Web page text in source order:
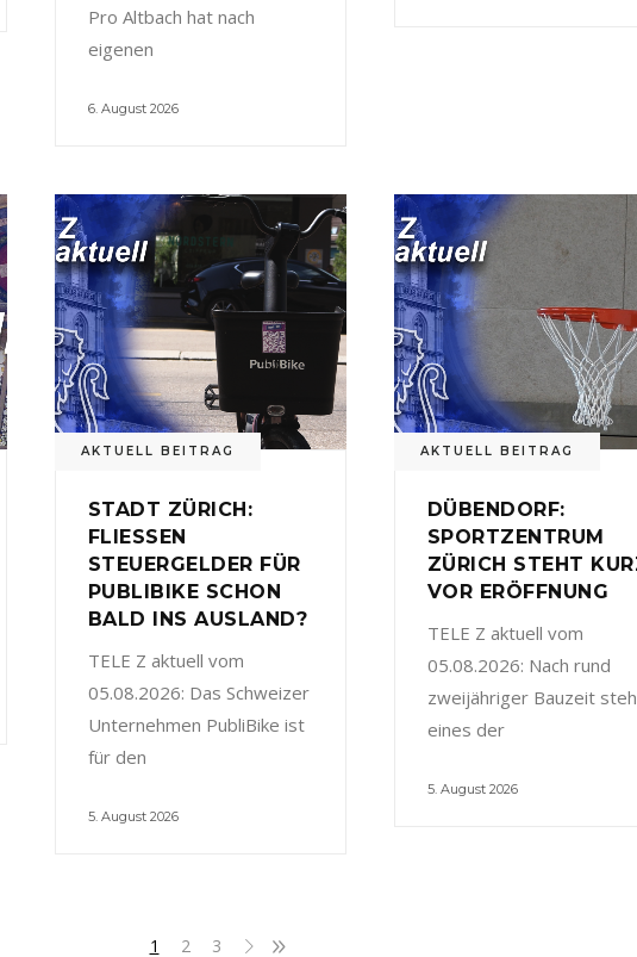
Pro Altbach hat nach
eigenen
6. August 2026
AKTUELL BEITRAG
STADT ZÜRICH:
FLIESSEN
STEUERGELDER FÜR
PUBLIBIKE SCHON
BALD INS AUSLAND?
TELE Z aktuell vom
05.08.2026: Das Schweizer
Unternehmen PubliBike ist
für den
5. August 2026
AKTUELL BEITRAG
DÜBENDORF:
SPORTZENTRUM
ZÜRICH STEHT
VOR ERÖFFNUNG
TELE Z aktuell vom
05.08.2026: Nach rund
zweijähriger Bauzeit
eines der
5. August 2026
1 2 3